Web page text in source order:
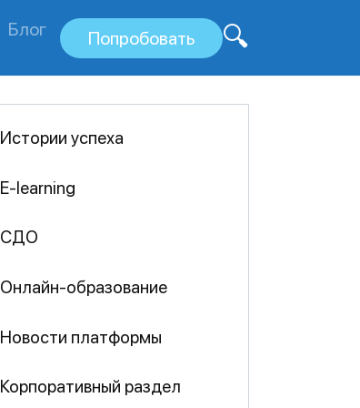
Блог Попробовать
Истории успеха
E-learning
СДО
Онлайн-образование
Новости платформы
Корпоративный раздел